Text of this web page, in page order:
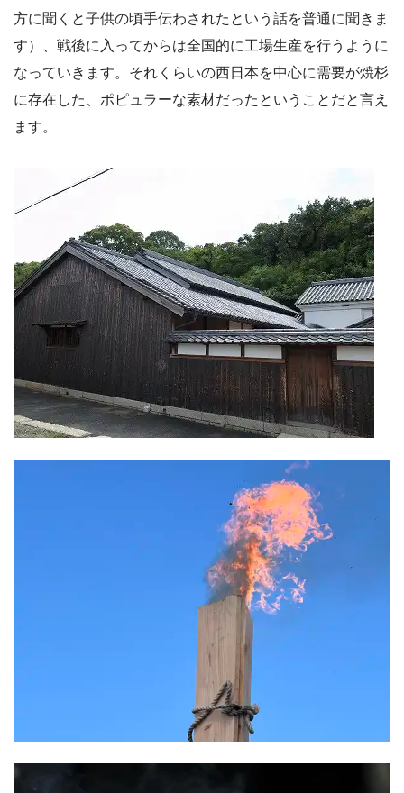
方に聞くと子供の頃手伝わされたという話を普通に聞きま
す）、戦後に入ってからは全国的に工場生産を行うように
なっていきます。それくらいの西日本を中心に需要が焼杉
に存在した、ポピュラーな素材だったということだと言え
ます。